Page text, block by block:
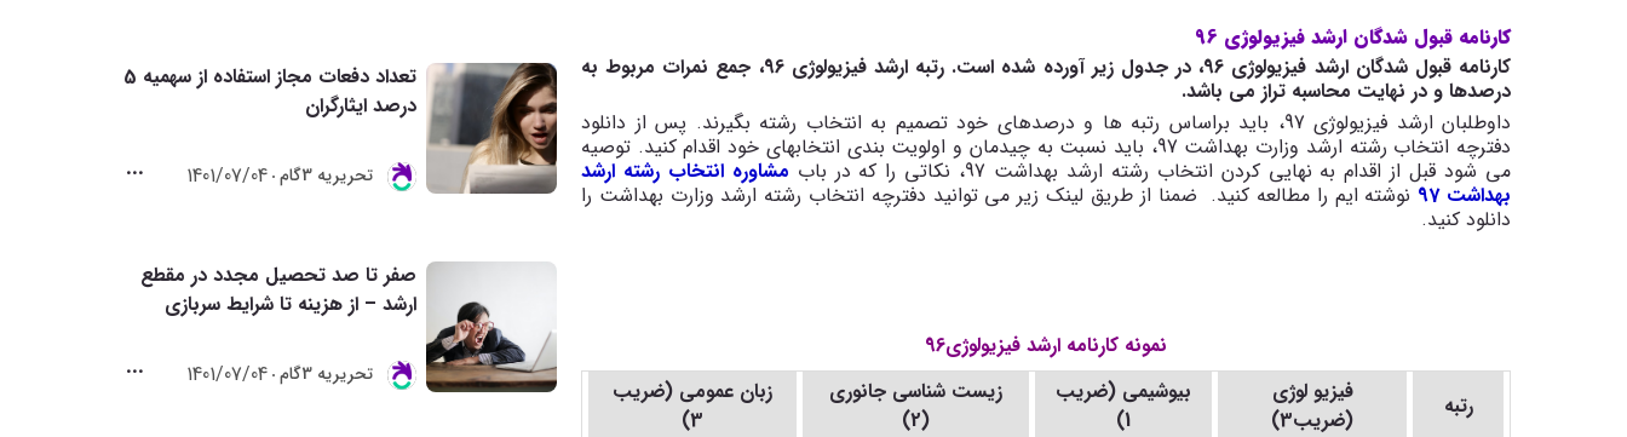
کارنامه قبول شدگان ارشد فیزیولوژی 96
کارنامه قبول شدگان ارشد فیزیولوژی 96، در جدول زیر آورده شده است. رتبه ارشد فیزیولوژی 96، جمع نمرات مربوط به
درصدها و در نهایت محاسبه تراز می باشد.
داوطلبان ارشد فیزیولوژی 97، باید براساس رتبه ها و درصدهای خود تصمیم به انتخاب رشته بگیرند. پس از دانلود
دفترچه انتخاب رشته ارشد وزارت بهداشت 97، باید نسبت به چیدمان و اولویت بندی انتخابهای خود اقدام کنید. توصیه
می شود قبل از اقدام به نهایی کردن انتخاب رشته ارشد بهداشت 97، نکاتی را که در باب
مشاوره انتخاب رشته ارشد
بهداشت 97
نوشته ایم را مطالعه کنید. ضمنا از طریق لینک زیر می توانید دفترچه انتخاب رشته ارشد وزارت بهداشت را
دانلود کنید.
نمونه کارنامه ارشد فیزیولوژی96
رتبه
فیزیو لوژی
(ضریب3)
بیوشیمی (ضریب
1)
زیست شناسی جانوری
(2)
زبان عمومی (ضریب
3)
تعداد دفعات مجاز استفاده از سهمیه 5
درصد ایثارگران
تحريريه 3گام 1401/07/04
صفر تا صد تحصیل مجدد در مقطع
ارشد – از هزینه تا شرایط سربازی
تحريريه 3گام 1401/07/04